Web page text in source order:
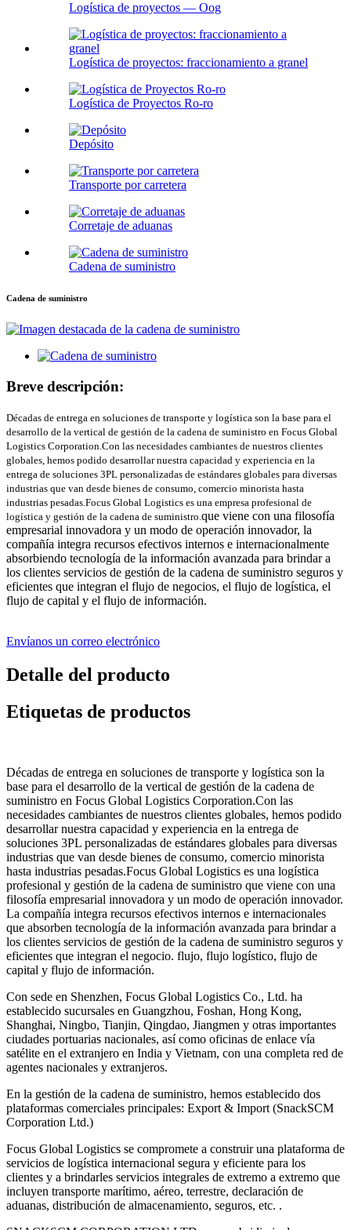
Logística de proyectos — Oog
Logística de proyectos: fraccionamiento a granel
Logística de Proyectos Ro-ro
Depósito
Transporte por carretera
Corretaje de aduanas
Cadena de suministro
Cadena de suministro
Breve descripción:
Décadas de entrega en soluciones de transporte y logística son la base para el
desarrollo de la vertical de gestión de la cadena de suministro en Focus Global
Logistics Corporation.Con las necesidades cambiantes de nuestros clientes
globales, hemos podido desarrollar nuestra capacidad y experiencia en la
entrega de soluciones 3PL personalizadas de estándares globales para diversas
industrias que van desde bienes de consumo, comercio minorista hasta
industrias pesadas.Focus Global Logistics es una empresa profesional de
logística y gestión de la cadena de suministro. que viene con una filosofía
empresarial innovadora y un modo de operación innovador, la
compañía integra recursos efectivos internos e internacionalmente
absorbiendo tecnología de la información avanzada para brindar a
los clientes servicios de gestión de la cadena de suministro seguros y
eficientes que integran el flujo de negocios, el flujo de logística, el
flujo de capital y el flujo de información.
Envíanos un correo electrónico
Detalle del producto
Etiquetas de productos
Décadas de entrega en soluciones de transporte y logística son la
base para el desarrollo de la vertical de gestión de la cadena de
suministro en Focus Global Logistics Corporation.Con las
necesidades cambiantes de nuestros clientes globales, hemos podido
desarrollar nuestra capacidad y experiencia en la entrega de
soluciones 3PL personalizadas de estándares globales para diversas
industrias que van desde bienes de consumo, comercio minorista
hasta industrias pesadas.Focus Global Logistics es una logística
profesional y gestión de la cadena de suministro que viene con una
filosofía empresarial innovadora y un modo de operación innovador.
La compañía integra recursos efectivos internos e internacionales
que absorben tecnología de la información avanzada para brindar a
los clientes servicios de gestión de la cadena de suministro seguros y
eficientes que integran el negocio. flujo, flujo logístico, flujo de
capital y flujo de información.
Con sede en Shenzhen, Focus Global Logistics Co., Ltd. ha
establecido sucursales en Guangzhou, Foshan, Hong Kong,
Shanghai, Ningbo, Tianjin, Qingdao, Jiangmen y otras importantes
ciudades portuarias nacionales, así como oficinas de enlace vía
satélite en el extranjero en India y Vietnam, con una completa red de
agentes nacionales y extranjeros.
En la gestión de la cadena de suministro, hemos establecido dos
plataformas comerciales principales: Export & Import (SnackSCM
Corporation Ltd.)
Focus Global Logistics se compromete a construir una plataforma de
servicios de logística internacional segura y eficiente para los
clientes y a brindarles servicios integrales de extremo a extremo que
incluyen transporte marítimo, aéreo, terrestre, declaración de
aduanas, distribución de almacenamiento, seguros, etc. .